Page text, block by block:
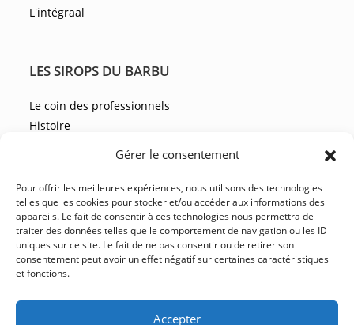
Gérer le consentement
Pour offrir les meilleures expériences, nous utilisons des technologies
telles que les cookies pour stocker et/ou accéder aux informations des
appareils. Le fait de consentir à ces technologies nous permettra de
traiter des données telles que le comportement de navigation ou les ID
uniques sur ce site. Le fait de ne pas consentir ou de retirer son
consentement peut avoir un effet négatif sur certaines caractéristiques
et fonctions.
Accepter
L'intégraal
LES SIROPS DU BARBU
Le coin des professionnels
Histoire
NOUS CONTACTER
FAQ
CGV